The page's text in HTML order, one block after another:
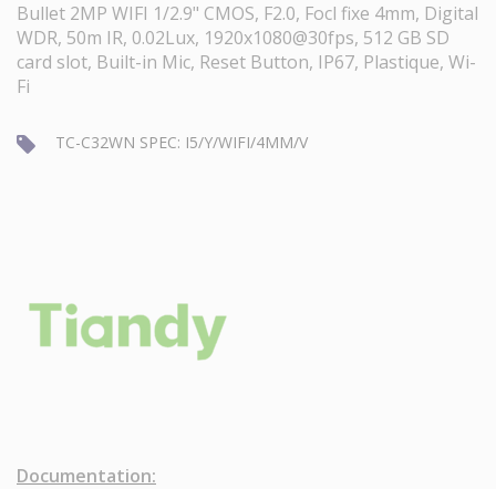
Bullet 2MP WIFI 1/2.9" CMOS, F2.0, Focl fixe 4mm, Digital
WDR, 50m IR, 0.02Lux, 1920x1080@30fps, 512 GB SD
card slot, Built-in Mic, Reset Button, IP67, Plastique, Wi-
Fi
TC-C32WN SPEC: I5/Y/WIFI/4MM/V
Documentation: